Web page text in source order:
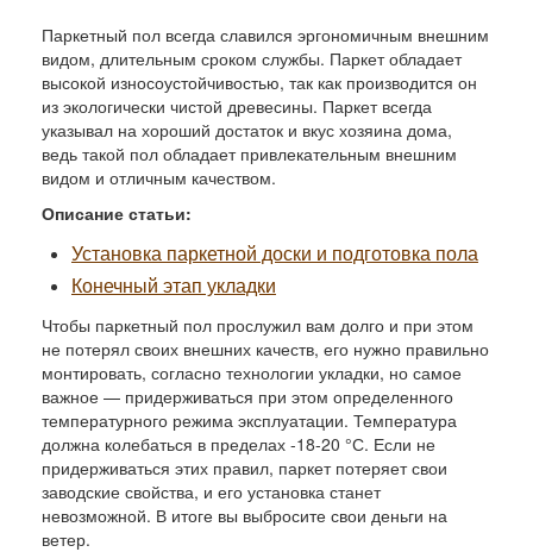
Паркетный пол всегда славился эргономичным внешним
видом, длительным сроком службы. Паркет обладает
высокой износоустойчивостью, так как производится он
из экологически чистой древесины. Паркет всегда
указывал на хороший достаток и вкус хозяина дома,
ведь такой пол обладает привлекательным внешним
видом и отличным качеством.
Описание статьи:
Установка паркетной доски и подготовка пола
Конечный этап укладки
Чтобы паркетный пол прослужил вам долго и при этом
не потерял своих внешних качеств, его нужно правильно
монтировать, согласно технологии укладки, но самое
важное — придерживаться при этом определенного
температурного режима эксплуатации. Температура
должна колебаться в пределах -18-20 °С. Если не
придерживаться этих правил, паркет потеряет свои
заводские свойства, и его установка станет
невозможной. В итоге вы выбросите свои деньги на
ветер.